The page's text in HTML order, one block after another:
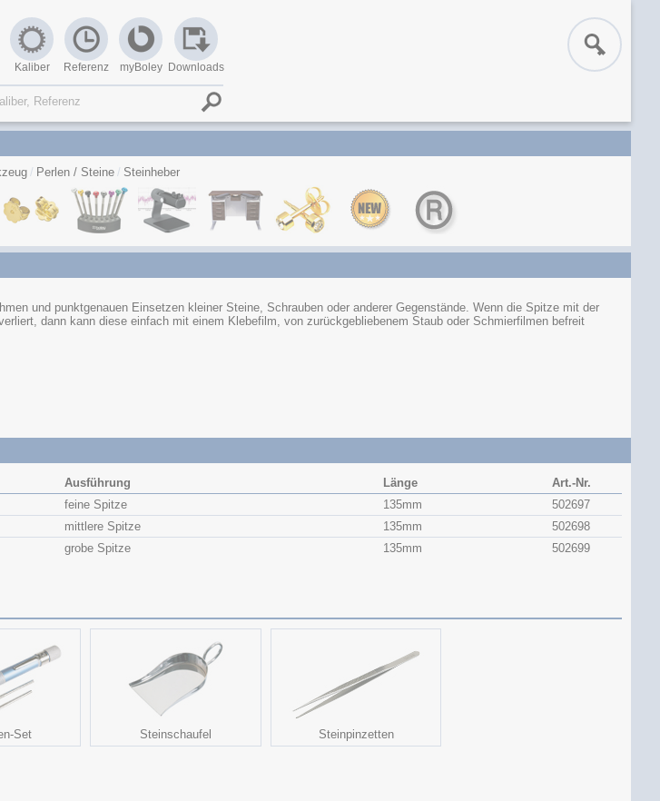
Kaliber Referenz myBoley Downloads
Perlen / Steine Steinheber
und punktgenauen Einsetzen kleiner Steine, Schrauben oder anderer Gegenstände. Wenn die Spitze mit der
dann kann diese einfach mit einem Klebefilm, von zurückgebliebenem Staub oder Schmierfilmen befreit
Ausführung Länge
Art.-Nr.
feine Spitze 135mm
502697
mittlere Spitze 135mm
502698
grobe Spitze 135mm 502699
Set Steinschaufel Steinpinzetten